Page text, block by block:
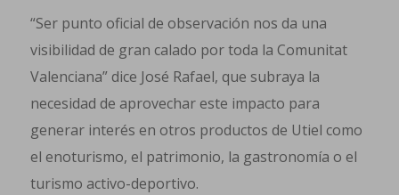
“Ser punto oficial de observación nos da una
visibilidad de gran calado por toda la Comunitat
Valenciana” dice José Rafael, que subraya la
necesidad de aprovechar este impacto para
generar interés en otros productos de Utiel como
el enoturismo, el patrimonio, la gastronomía o el
turismo activo-deportivo.